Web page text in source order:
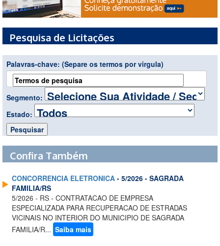
Pesquisa de Licitações
Palavras-chave: (Separe os termos por virgula)
Segmento:
Estado:
Confira Também
CONCORRENCIA ELETRONICA - 5/2026 - SAGRADA
FAMILIA/RS
5/2026 - RS - CONTRATACAO DE EMPRESA
ESPECIALIZADA PARA RECUPERACAO DE ESTRADAS
VICINAIS NO INTERIOR DO MUNICIPIO DE SAGRADA
FAMILIA/R... Saiba mais